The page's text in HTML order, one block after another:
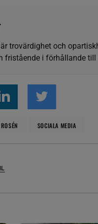
trovärdighet och
fristående i förhållande
SOCIALA MEDIA